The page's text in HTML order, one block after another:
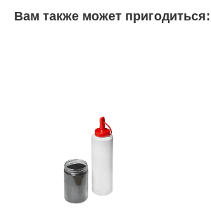
Вам также может пригодиться: